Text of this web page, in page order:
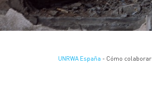
UNRWA España - Cómo colaborar